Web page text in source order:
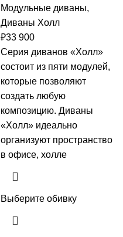
Модульные диваны,
Диваны Холл
₽33 900
Серия диванов «Холл»
состоит из пяти модулей,
которые позволяют
создать любую
композицию. Диваны
«Холл» идеально
организуют пространство
в офисе, холле
Выберите обивку